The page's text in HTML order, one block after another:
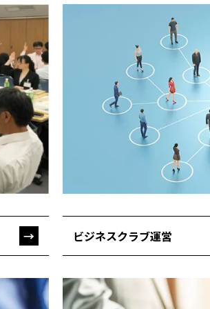
→ ビジネスクラブ運営